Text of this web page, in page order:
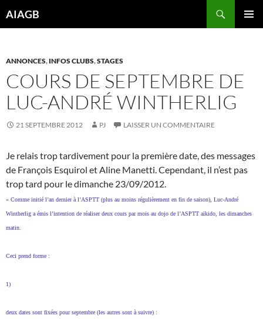
auAIAGB
ANNONCES, INFOS CLUBS,STAGES
COURS DE SEPTEMBRE DE
LUC-ANDRÉ WINTHERLIG
21 SEPTEMBRE 2012 PJ LAISSER UN COMMENTAIRE
Je relais trop tardivement pour la première date, des messages
de François Esquirol et Aline Manetti. Cependant, il n’est pas
trop tard pour le dimanche 23/09/2012.
« Comme initié l’an dernier à l’ASPTT (plus au moins régulièrement en fin de saison), Luc-André
Wintherlig a émis l’intention de réaliser deux cours par mois au dojo de l’ASPTT aïkido, les dimanches
matin.
Ceci prend forme :
1)
deux dates sont fixées pour septembre (les autres sont à suivre) :